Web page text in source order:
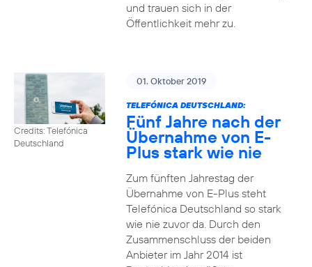
und trauen sich in der
Öffentlichkeit mehr zu.
Credits: Telefónica
Deutschland
01. Oktober 2019
TELEFÓNICA DEUTSCHLAND:
Fünf Jahre nach der
Übernahme von E-
Plus stark wie nie
Zum fünften Jahrestag der
Übernahme von E-Plus steht
Telefónica Deutschland so stark
wie nie zuvor da. Durch den
Zusammenschluss der beiden
Anbieter im Jahr 2014 ist